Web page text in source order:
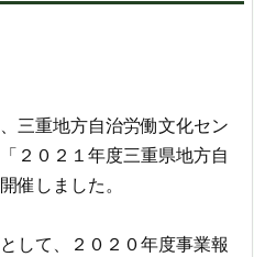
三重地方自治労働文化セン
２０２１年度三重県地方自
催しました。
して、２０２０年度事業報